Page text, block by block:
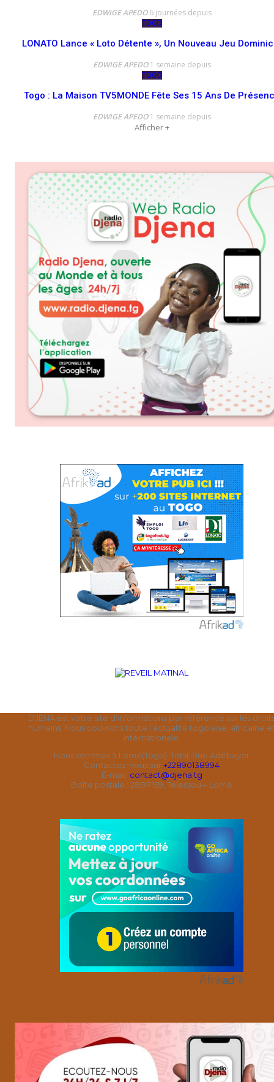
EDWIGE APEDO6 journées depuis
TOGO
LONATO Lance « Loto Détente », Un Nouveau Jeu
EDWIGE APEDO1 semaine depuis
TOGO
Togo : La Maison TV5MONDE Fête Ses 15 Ans De
EDWIGE APEDO1 semaine depuis
Afficher +
DJENA est votre site d’informations par référence sur les
humains. Nous couvrons toute l’actualité togolaise, africaine
internationale.
Nous sommes à Lomé(Togo), Totsi, Rue Adébayor
Contactez-nous sur+22890138994
É-mail: contact@djena.tg
Boîte postale : 28BP159, Telessou – Lomé